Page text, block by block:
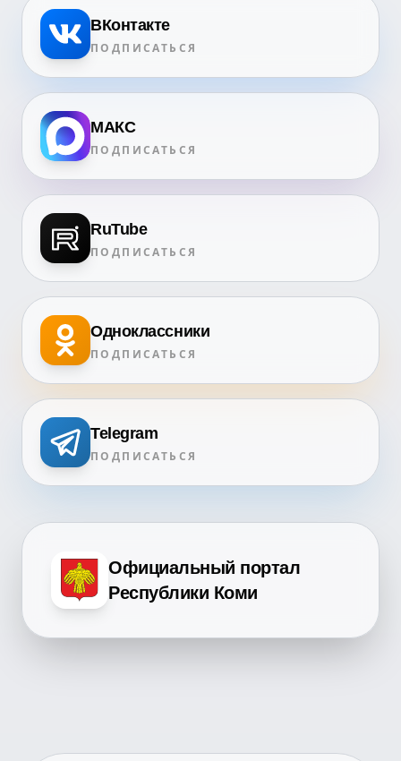
ВКонтакте
ПОДПИСАТЬСЯ
МАКС
ПОДПИСАТЬСЯ
RuTube
ПОДПИСАТЬСЯ
Одноклассники
ПОДПИСАТЬСЯ
Telegram
ПОДПИСАТЬСЯ
Официальный портал
Республики Коми